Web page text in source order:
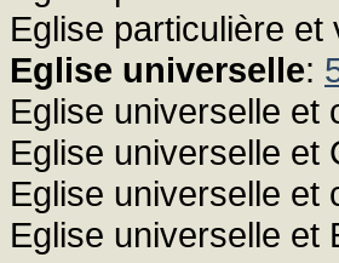
Eglise particulière
Eglise universelle:
Eglise universelle et
Eglise universelle
Eglise universelle
Eglise universelle